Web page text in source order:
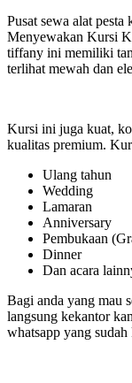
Pusat sewa alat
Menyewakan Kursi
tiffany ini memiliki
terlihat mewah dan
Kursi ini juga kuat,
kualitas premium.
Ulang tahun
Wedding
Lamaran
Anniversary
Pembukaan
Dinner
Dan acara
Bagi anda yang mau
langsung kekantor
whatsapp yang